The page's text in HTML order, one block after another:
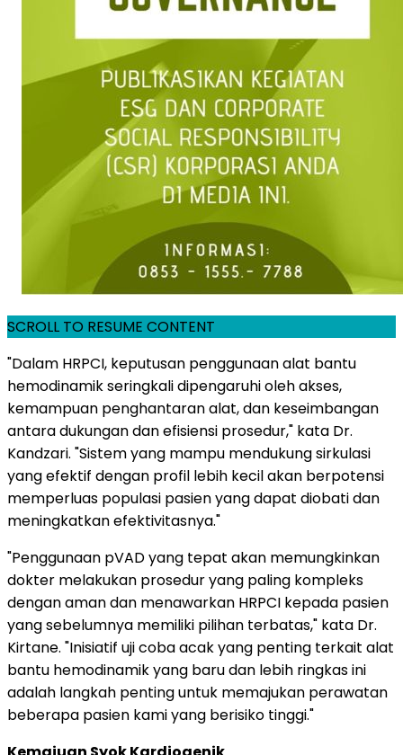
SCROLL TO RESUME CONTENT
"Dalam HRPCI, keputusan penggunaan alat bantu
hemodinamik seringkali dipengaruhi oleh akses,
kemampuan penghantaran alat, dan keseimbangan
antara dukungan dan efisiensi prosedur," kata Dr.
Kandzari. "Sistem yang mampu mendukung sirkulasi
yang efektif dengan profil lebih kecil akan berpotensi
memperluas populasi pasien yang dapat diobati dan
meningkatkan efektivitasnya."
"Penggunaan pVAD yang tepat akan memungkinkan
dokter melakukan prosedur yang paling kompleks
dengan aman dan menawarkan HRPCI kepada pasien
yang sebelumnya memiliki pilihan terbatas," kata Dr.
Kirtane. "Inisiatif uji coba acak yang penting terkait alat
bantu hemodinamik yang baru dan lebih ringkas ini
adalah langkah penting untuk memajukan perawatan
beberapa pasien kami yang berisiko tinggi."